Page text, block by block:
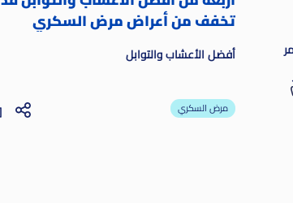
تخفف من أعراض مرض السكري
أفضل الأعشاب والتوابل
مرض السكري